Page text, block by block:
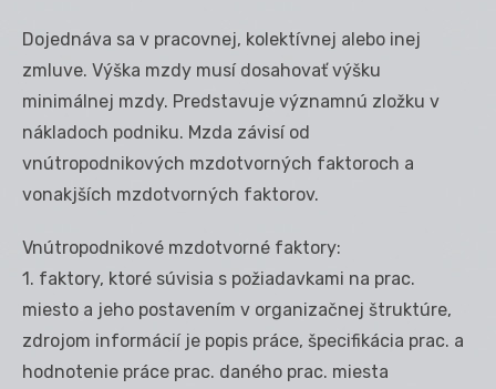
Dojednáva sa v pracovnej, kolektívnej alebo inej
zmluve. Výška mzdy musí dosahovať výšku
minimálnej mzdy. Predstavuje významnú zložku v
nákladoch podniku. Mzda závisí od
vnútropodnikových mzdotvorných faktoroch a
vonakjších mzdotvorných faktorov.
Vnútropodnikové mzdotvorné faktory:
1. faktory, ktoré súvisia s požiadavkami na prac.
miesto a jeho postavením v organizačnej štruktúre,
zdrojom informácií je popis práce, špecifikácia prac. a
hodnotenie práce prac. daného prac. miesta